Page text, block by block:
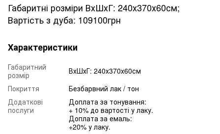
Габаритні розміри ВхШхГ: 240х370х60см;
Вартість з дуба: 109100грн
Характеристики
Габаритний
розмір
ВхШхГ: 240х370х60см
Покриття
Безбарвний лак / тон
Додаткові
послуги
Доплата за тонування:
+ 10% до вартості у лаку.
Доплата за емаль:
+20% у лаку.